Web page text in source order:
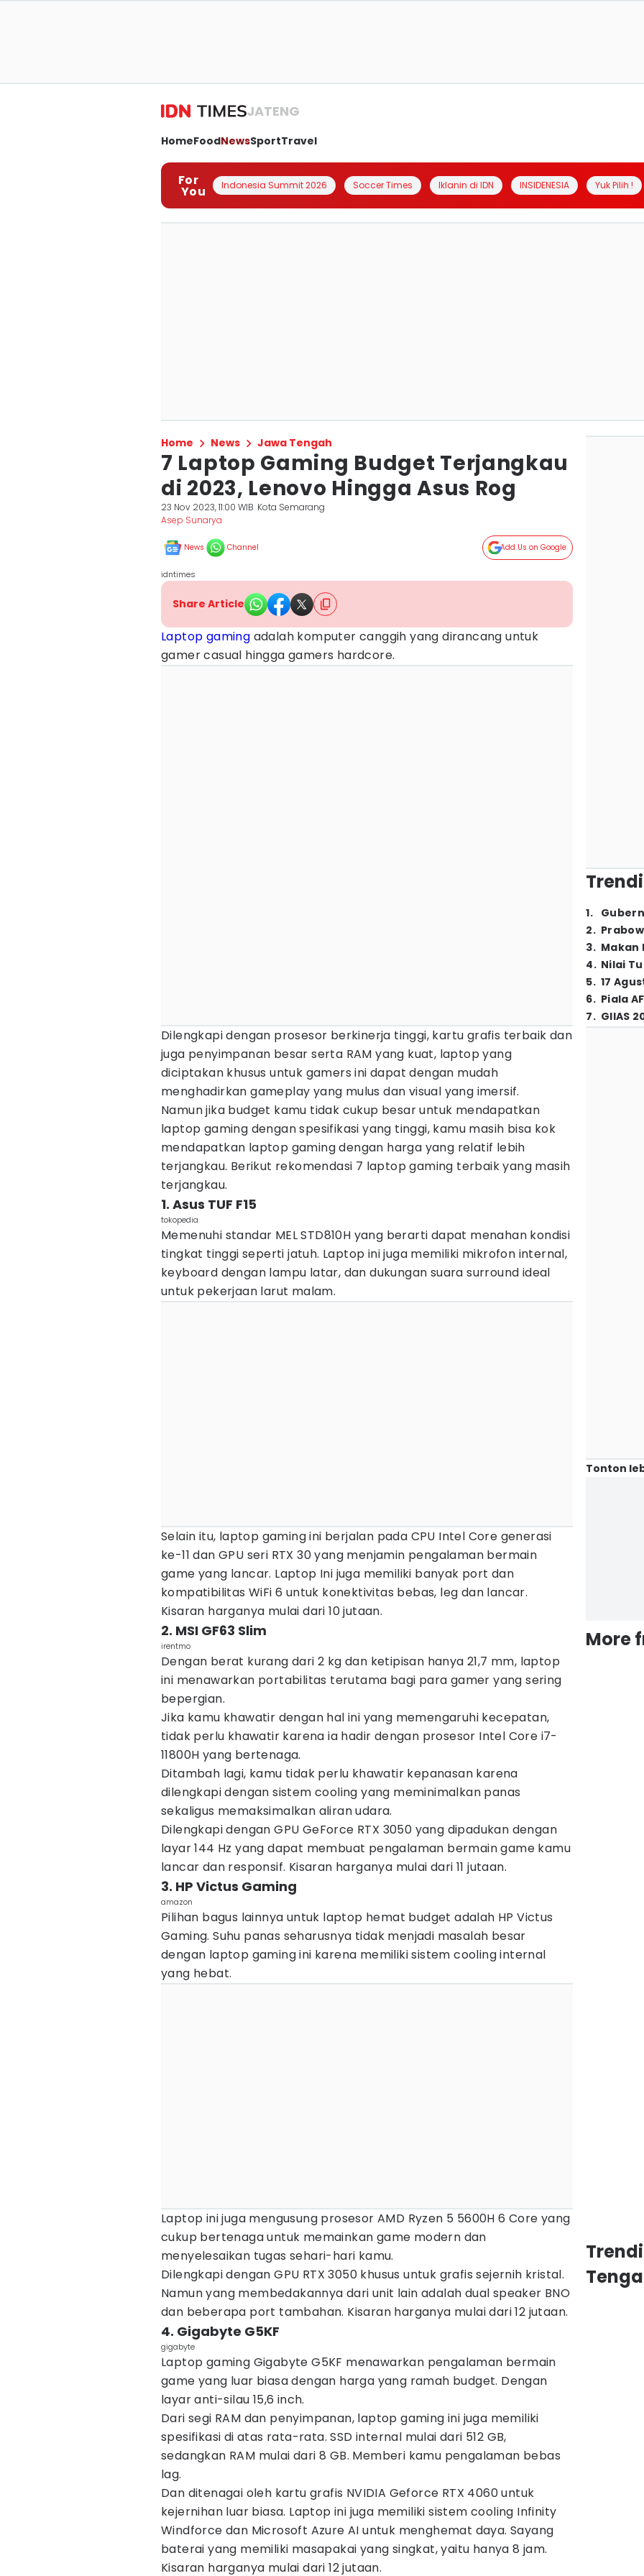
JATENG
HomeFoodNewsSportTravel
For
You Indonesia Summit 2026 Soccer Times Iklanin di IDN INSIDENESIA Yuk Pilih !
Home News Jawa Tengah
7 Laptop Gaming Budget Terjangkau
di 2023, Lenovo Hingga Asus Rog
23 Nov 2023, 11:00 WIB Kota Semarang
Asep Sunarya
News Channel Add Us on Google
idntimes
Share Article
Laptop gaming adalah komputer canggih yang dirancang untuk
gamer casual hingga gamers hardcore.
Dilengkapi dengan prosesor berkinerja tinggi, kartu grafis terbaik dan
juga penyimpanan besar serta RAM yang kuat, laptop yang
diciptakan khusus untuk gamers ini dapat dengan mudah
menghadirkan gameplay yang mulus dan visual yang imersif.
Namun jika budget kamu tidak cukup besar untuk mendapatkan
laptop gaming dengan spesifikasi yang tinggi, kamu masih bisa kok
mendapatkan laptop gaming dengan harga yang relatif lebih
terjangkau. Berikut rekomendasi 7 laptop gaming terbaik yang masih
terjangkau.
1. Asus TUF F15
tokopedia
Memenuhi standar MEL STD810H yang berarti dapat menahan kondisi
tingkat tinggi seperti jatuh. Laptop ini juga memiliki mikrofon internal,
keyboard dengan lampu latar, dan dukungan suara surround ideal
untuk pekerjaan larut malam.
Selain itu, laptop gaming ini berjalan pada CPU Intel Core generasi
ke-11 dan GPU seri RTX 30 yang menjamin pengalaman bermain
game yang lancar. Laptop Ini juga memiliki banyak port dan
kompatibilitas WiFi 6 untuk konektivitas bebas, leg dan lancar.
Kisaran harganya mulai dari 10 jutaan.
2. MSI GF63 Slim
irentmo
Dengan berat kurang dari 2 kg dan ketipisan hanya 21,7 mm, laptop
ini menawarkan portabilitas terutama bagi para gamer yang sering
bepergian.
Jika kamu khawatir dengan hal ini yang memengaruhi kecepatan,
tidak perlu khawatir karena ia hadir dengan prosesor Intel Core i7-
11800H yang bertenaga.
Ditambah lagi, kamu tidak perlu khawatir kepanasan karena
dilengkapi dengan sistem cooling yang meminimalkan panas
sekaligus memaksimalkan aliran udara.
Dilengkapi dengan GPU GeForce RTX 3050 yang dipadukan dengan
layar 144 Hz yang dapat membuat pengalaman bermain game kamu
lancar dan responsif. Kisaran harganya mulai dari 11 jutaan.
3. HP Victus Gaming
amazon
Pilihan bagus lainnya untuk laptop hemat budget adalah HP Victus
Gaming. Suhu panas seharusnya tidak menjadi masalah besar
dengan laptop gaming ini karena memiliki sistem cooling internal
yang hebat.
Laptop ini juga mengusung prosesor AMD Ryzen 5 5600H 6 Core yang
cukup bertenaga untuk memainkan game modern dan
menyelesaikan tugas sehari-hari kamu.
Dilengkapi dengan GPU RTX 3050 khusus untuk grafis sejernih kristal.
Namun yang membedakannya dari unit lain adalah dual speaker BNO
dan beberapa port tambahan. Kisaran harganya mulai dari 12 jutaan.
4. Gigabyte G5KF
gigabyte
Laptop gaming Gigabyte G5KF menawarkan pengalaman bermain
game yang luar biasa dengan harga yang ramah budget. Dengan
layar anti-silau 15,6 inch.
Dari segi RAM dan penyimpanan, laptop gaming ini juga memiliki
spesifikasi di atas rata-rata. SSD internal mulai dari 512 GB,
sedangkan RAM mulai dari 8 GB. Memberi kamu pengalaman bebas
lag.
Dan ditenagai oleh kartu grafis NVIDIA Geforce RTX 4060 untuk
kejernihan luar biasa. Laptop ini juga memiliki sistem cooling Infinity
Windforce dan Microsoft Azure AI untuk menghemat daya. Sayang
baterai yang memiliki masapakai yang singkat, yaitu hanya 8 jam.
Kisaran harganya mulai dari 12 jutaan.
1.
2.
3. Makan
4. Nilai
5. 17
6. Piala
7. GIIAS
Tonton
More